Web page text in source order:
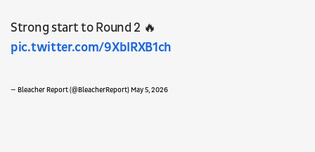
Strong start to Round 2 🔥
pic.twitter.com/9XbIRXB1ch
— Bleacher Report (@BleacherReport)May 5, 2026